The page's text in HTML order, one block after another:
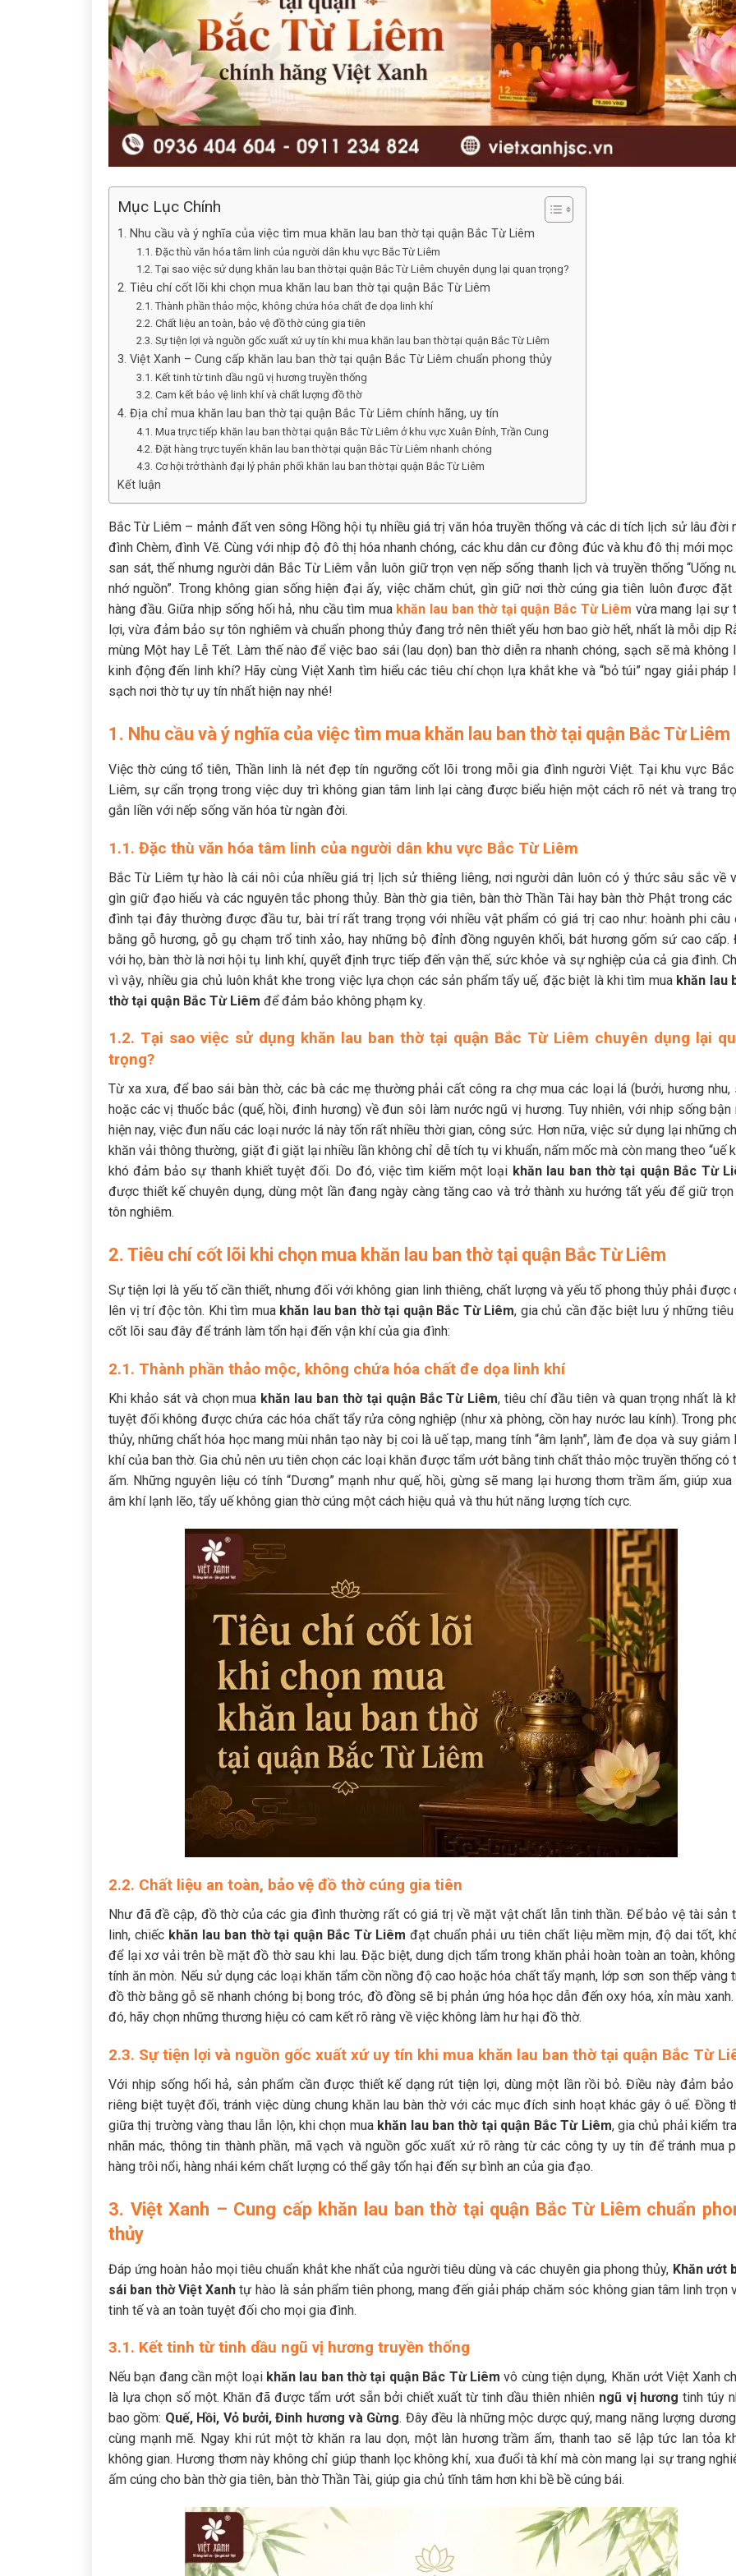
Mục Lục Chính
1. Nhu cầu và ý nghĩa của việc tìm mua khăn lau ban thờ tại quận Bắc Từ Liêm
1.1. Đặc thù văn hóa tâm linh của người dân khu vực Bắc Từ Liêm
1.2. Tại sao việc sử dụng khăn lau ban thờ tại quận Bắc Từ Liêm chuyên dụng lại quan trọng?
2. Tiêu chí cốt lõi khi chọn mua khăn lau ban thờ tại quận Bắc Từ Liêm
2.1. Thành phần thảo mộc, không chứa hóa chất đe dọa linh khí
2.2. Chất liệu an toàn, bảo vệ đồ thờ cúng gia tiên
2.3. Sự tiện lợi và nguồn gốc xuất xứ uy tín khi mua khăn lau ban thờ tại quận Bắc Từ Liêm
3. Việt Xanh – Cung cấp khăn lau ban thờ tại quận Bắc Từ Liêm chuẩn phong thủy
3.1. Kết tinh từ tinh dầu ngũ vị hương truyền thống
3.2. Cam kết bảo vệ linh khí và chất lượng đồ thờ
4. Địa chỉ mua khăn lau ban thờ tại quận Bắc Từ Liêm chính hãng, uy tín
4.1. Mua trực tiếp khăn lau ban thờ tại quận Bắc Từ Liêm ở khu vực Xuân Đỉnh, Trần Cung
4.2. Đặt hàng trực tuyến khăn lau ban thờ tại quận Bắc Từ Liêm nhanh chóng
4.3. Cơ hội trở thành đại lý phân phối khăn lau ban thờ tại quận Bắc Từ Liêm
Kết luận
Bắc Từ Liêm – mảnh đất ven sông Hồng hội tụ nhiều giá trị văn hóa truyền thống và các di tích lịch sử lâu đời
đình Chèm, đình Vẽ. Cùng với nhịp độ đô thị hóa nhanh chóng, các khu dân cư đông đúc và khu đô thị mới mọc
san sát, thế nhưng người dân Bắc Từ Liêm vẫn luôn giữ trọn vẹn nếp sống thanh lịch và truyền thống “Uống
nhớ nguồn”. Trong không gian sống hiện đại ấy, việc chăm chút, gìn giữ nơi thờ cúng gia tiên luôn được đặt
hàng đầu. Giữa nhịp sống hối hả, nhu cầu tìm mua khăn lau ban thờ tại quận Bắc Từ Liêm vừa mang lại sự
lợi, vừa đảm bảo sự tôn nghiêm và chuẩn phong thủy đang trở nên thiết yếu hơn bao giờ hết, nhất là mỗi dịp
mùng Một hay Lễ Tết. Làm thế nào để việc bao sái (lau dọn) ban thờ diễn ra nhanh chóng, sạch sẽ mà không
kinh động đến linh khí? Hãy cùng Việt Xanh tìm hiểu các tiêu chí chọn lựa khắt khe và “bỏ túi” ngay giải pháp
sạch nơi thờ tự uy tín nhất hiện nay nhé!
1. Nhu cầu và ý nghĩa của việc tìm mua khăn lau ban thờ tại quận Bắc Từ Liêm
Việc thờ cúng tổ tiên, Thần linh là nét đẹp tín ngưỡng cốt lõi trong mỗi gia đình người Việt. Tại khu vực
Liêm, sự cẩn trọng trong việc duy trì không gian tâm linh lại càng được biểu hiện một cách rõ nét và trang
gắn liền với nếp sống văn hóa từ ngàn đời.
1.1. Đặc thù văn hóa tâm linh của người dân khu vực Bắc Từ Liêm
Bắc Từ Liêm tự hào là cái nôi của nhiều giá trị lịch sử thiêng liêng, nơi người dân luôn có ý thức sâu sắc về
gìn giữ đạo hiếu và các nguyên tắc phong thủy. Bàn thờ gia tiên, bàn thờ Thần Tài hay bàn thờ Phật trong các
đình tại đây thường được đầu tư, bài trí rất trang trọng với nhiều vật phẩm có giá trị cao như: hoành phi câu
bằng gỗ hương, gỗ gụ chạm trổ tinh xảo, hay những bộ đỉnh đồng nguyên khối, bát hương gốm sứ cao cấp.
với họ, bàn thờ là nơi hội tụ linh khí, quyết định trực tiếp đến vận thế, sức khỏe và sự nghiệp của cả gia đình.
vì vậy, nhiều gia chủ luôn khắt khe trong việc lựa chọn các sản phẩm tẩy uế, đặc biệt là khi tìm mua khăn lau
thờ tại quận Bắc Từ Liêm để đảm bảo không phạm kỵ.
1.2. Tại sao việc sử dụng khăn lau ban thờ tại quận Bắc Từ Liêm chuyên dụng lại
trọng?
Từ xa xưa, để bao sái bàn thờ, các bà các mẹ thường phải cất công ra chợ mua các loại lá (bưởi, hương nhu,
hoặc các vị thuốc bắc (quế, hồi, đinh hương) về đun sôi làm nước ngũ vị hương. Tuy nhiên, với nhịp sống bận
hiện nay, việc đun nấu các loại nước lá này tốn rất nhiều thời gian, công sức. Hơn nữa, việc sử dụng lại những
khăn vải thông thường, giặt đi giặt lại nhiều lần không chỉ dễ tích tụ vi khuẩn, nấm mốc mà còn mang theo “uế
khó đảm bảo sự thanh khiết tuyệt đối. Do đó, việc tìm kiếm một loại khăn lau ban thờ tại quận Bắc Từ
được thiết kế chuyên dụng, dùng một lần đang ngày càng tăng cao và trở thành xu hướng tất yếu để giữ
tôn nghiêm.
2. Tiêu chí cốt lõi khi chọn mua khăn lau ban thờ tại quận Bắc Từ Liêm
Sự tiện lợi là yếu tố cần thiết, nhưng đối với không gian linh thiêng, chất lượng và yếu tố phong thủy phải được
lên vị trí độc tôn. Khi tìm mua khăn lau ban thờ tại quận Bắc Từ Liêm, gia chủ cần đặc biệt lưu ý những tiêu
cốt lõi sau đây để tránh làm tổn hại đến vận khí của gia đình:
2.1. Thành phần thảo mộc, không chứa hóa chất đe dọa linh khí
Khi khảo sát và chọn mua khăn lau ban thờ tại quận Bắc Từ Liêm, tiêu chí đầu tiên và quan trọng nhất là
tuyệt đối không được chứa các hóa chất tẩy rửa công nghiệp (như xà phòng, cồn hay nước lau kính). Trong
thủy, những chất hóa học mang mùi nhân tạo này bị coi là uế tạp, mang tính “âm lạnh”, làm đe dọa và suy giảm
khí của ban thờ. Gia chủ nên ưu tiên chọn các loại khăn được tẩm ướt bằng tinh chất thảo mộc truyền thống có
ấm. Những nguyên liệu có tính “Dương” mạnh như quế, hồi, gừng sẽ mang lại hương thơm trầm ấm, giúp xua
âm khí lạnh lẽo, tẩy uế không gian thờ cúng một cách hiệu quả và thu hút năng lượng tích cực.
2.2. Chất liệu an toàn, bảo vệ đồ thờ cúng gia tiên
Như đã đề cập, đồ thờ của các gia đình thường rất có giá trị về mặt vật chất lẫn tinh thần. Để bảo vệ tài sản
linh, chiếc khăn lau ban thờ tại quận Bắc Từ Liêm đạt chuẩn phải ưu tiên chất liệu mềm mịn, độ dai tốt,
để lại xơ vải trên bề mặt đồ thờ sau khi lau. Đặc biệt, dung dịch tẩm trong khăn phải hoàn toàn an toàn,
tính ăn mòn. Nếu sử dụng các loại khăn tẩm cồn nồng độ cao hoặc hóa chất tẩy mạnh, lớp sơn son thếp vàng
đồ thờ bằng gỗ sẽ nhanh chóng bị bong tróc, đồ đồng sẽ bị phản ứng hóa học dẫn đến oxy hóa, xỉn màu
đó, hãy chọn những thương hiệu có cam kết rõ ràng về việc không làm hư hại đồ thờ.
2.3. Sự tiện lợi và nguồn gốc xuất xứ uy tín khi mua khăn lau ban thờ tại quận Bắc Từ
Với nhịp sống hối hả, sản phẩm cần được thiết kế dạng rút tiện lợi, dùng một lần rồi bỏ. Điều này đảm
riêng biệt tuyệt đối, tránh việc dùng chung khăn lau bàn thờ với các mục đích sinh hoạt khác gây ô uế. Đồng
giữa thị trường vàng thau lẫn lộn, khi chọn mua khăn lau ban thờ tại quận Bắc Từ Liêm, gia chủ phải kiểm
nhãn mác, thông tin thành phần, mã vạch và nguồn gốc xuất xứ rõ ràng từ các công ty uy tín để tránh mua
hàng trôi nổi, hàng nhái kém chất lượng có thể gây tổn hại đến sự bình an của gia đạo.
3. Việt Xanh – Cung cấp khăn lau ban thờ tại quận Bắc Từ Liêm chuẩn
thủy
Đáp ứng hoàn hảo mọi tiêu chuẩn khắt khe nhất của người tiêu dùng và các chuyên gia phong thủy, Khăn ướt
sái ban thờ Việt Xanh tự hào là sản phẩm tiên phong, mang đến giải pháp chăm sóc không gian tâm linh trọn
tinh tế và an toàn tuyệt đối cho mọi gia đình.
3.1. Kết tinh từ tinh dầu ngũ vị hương truyền thống
Nếu bạn đang cần một loại khăn lau ban thờ tại quận Bắc Từ Liêm vô cùng tiện dụng, Khăn ướt Việt Xanh
là lựa chọn số một. Khăn đã được tẩm ướt sẵn bởi chiết xuất từ tinh dầu thiên nhiên ngũ vị hương tinh túy
bao gồm: Quế, Hồi, Vỏ bưởi, Đinh hương và Gừng. Đây đều là những mộc dược quý, mang năng lượng
cùng mạnh mẽ. Ngay khi rút một tờ khăn ra lau dọn, một làn hương trầm ấm, thanh tao sẽ lập tức lan tỏa
không gian. Hương thơm này không chỉ giúp thanh lọc không khí, xua đuổi tà khí mà còn mang lại sự trang
ấm cúng cho bàn thờ gia tiên, bàn thờ Thần Tài, giúp gia chủ tĩnh tâm hơn khi bề bề cúng bái.